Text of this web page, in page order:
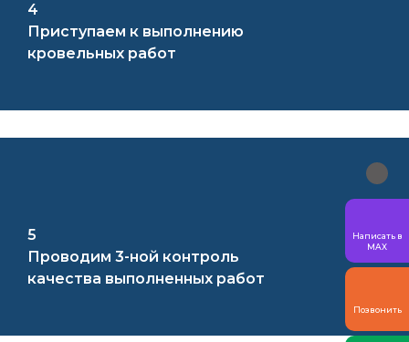
4
Приступаем к выполнению
кровельных работ
5
Проводим 3-ной контроль
качества выполненных работ
Написать в
MAX
Позвонить